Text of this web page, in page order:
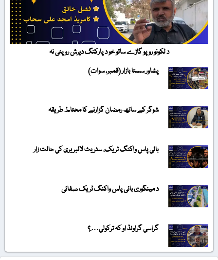
د لکونو روپو گاڑے ساتو خو د پارکنگ دیرش روپئی نہ
پشاور سستا بازار (قمبر، سوات)
شوگر کے ساتھ رمضان گزارنے کا محتاط طریقہ
بائی پاس واکنگ ٹریک، سٹریٹ لائبریری کی حالت زار
د مینگوری بائی پاس واکنگ ٹریک صفائی
گراسی گراونڈ او کہ ترکولی….؟